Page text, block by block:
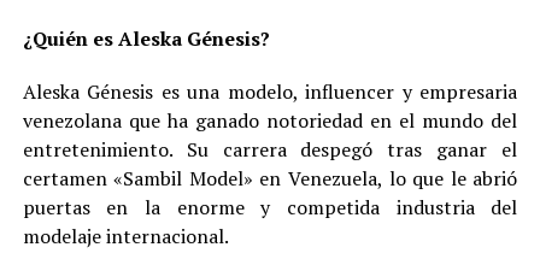
¿Quién es Aleska Génesis?
Aleska Génesis es una modelo, influencer y empresaria
venezolana que ha ganado notoriedad en el mundo del
entretenimiento. Su carrera despegó tras ganar el
certamen «Sambil Model» en Venezuela, lo que le abrió
puertas en la enorme y competida industria del
modelaje internacional.